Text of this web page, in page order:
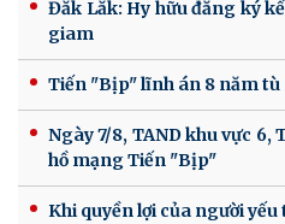
Đắk Lắk: Hy hữu đăng ký
giam
Tiến "Bịp" lĩnh án 8 năm tù
Ngày 7/8, TAND khu vực
hồ mạng Tiến "Bịp"
Khi quyền lợi của người